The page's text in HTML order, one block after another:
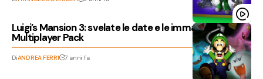
Luigi’s Mansion 3: svelate le date e le immagini del DLC
Multiplayer Pack
DiANDREA FERRI 7 anni fa